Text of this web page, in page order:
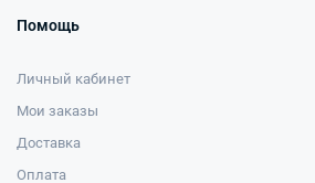
Помощь
Личный кабинет
Мои заказы
Доставка
Оплата